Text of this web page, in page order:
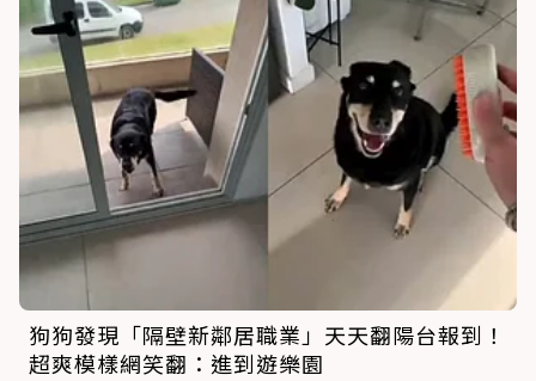
狗狗發現「隔壁新鄰居職業」天天翻陽台報到！
超爽模樣網笑翻：進到遊樂園